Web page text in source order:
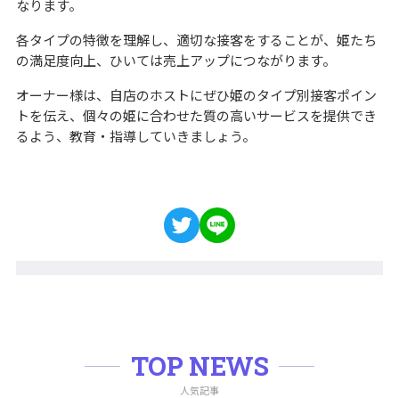
なります。
各タイプの特徴を理解し、適切な接客をすることが、姫たち
の満足度向上、ひいては売上アップにつながります。
オーナー様は、自店のホストにぜひ姫のタイプ別接客ポイン
トを伝え、個々の姫に合わせた質の高いサービスを提供でき
るよう、教育・指導していきましょう。
TOP NEWS
人気記事